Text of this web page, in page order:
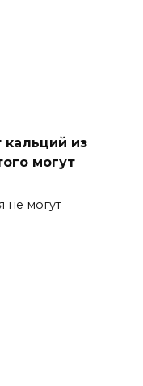
из
могут
не могут